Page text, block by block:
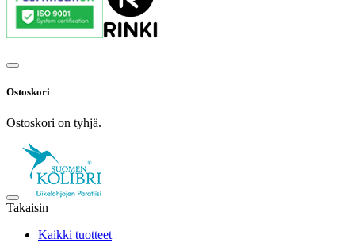
Ostoskori
Ostoskori on tyhjä.
Takaisin
Kaikki tuotteet